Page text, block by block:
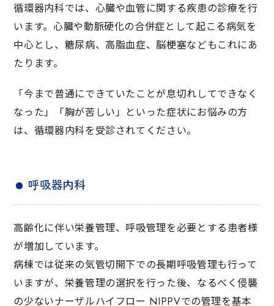
循環器内科では、心臓や血管に関する疾患の診療を行
います。心臓や動脈硬化の合併症として起こる病気を
中心とし、糖尿病、高脂血症、脳梗塞などもこれにあ
たります。
「今まで普通にできていたことが息切れしてできなく
なった」「胸が苦しい」といった症状にお悩みの方
は、循環器内科を受診されてください。
呼吸器内科
高齢化に伴い栄養管理、呼吸管理を必要とする患者様
が増加しています。
病棟では従来の気管切開下での長期呼吸管理も行って
いますが、栄養管理の選択を行った後、なるべく侵襲
の少ないナーザルハイフロー NIPPVでの管理を基本